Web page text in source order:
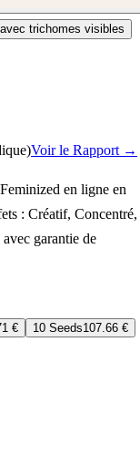
Voir le Rapport →
en ligne en
: Créatif, Concentré,
garantie de
€ 10 Seeds107.66 €